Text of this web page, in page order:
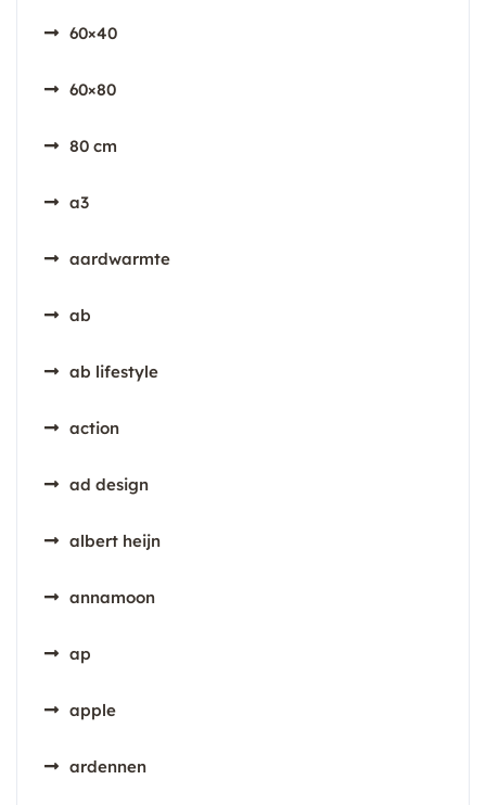
60×40
60×80
80 cm
a3
aardwarmte
ab
ab lifestyle
action
ad design
albert heijn
annamoon
ap
apple
ardennen